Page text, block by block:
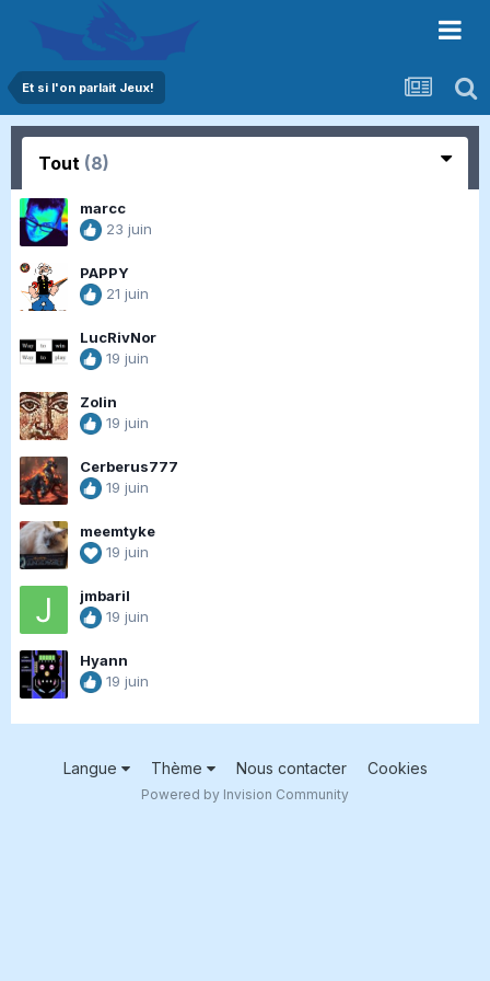
Et si l'on parlait Jeux!
Tout (8)
marcc
23 juin
PAPPY
21 juin
LucRivNor
19 juin
Zolin
19 juin
Cerberus777
19 juin
meemtyke
19 juin
jmbaril
19 juin
Hyann
19 juin
Langue Thème Nous contacter Cookies
Powered by Invision Community